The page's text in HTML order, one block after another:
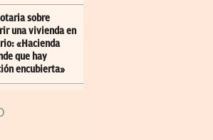
sobre
una vivienda en
«Hacienda
que hay
encubierta»